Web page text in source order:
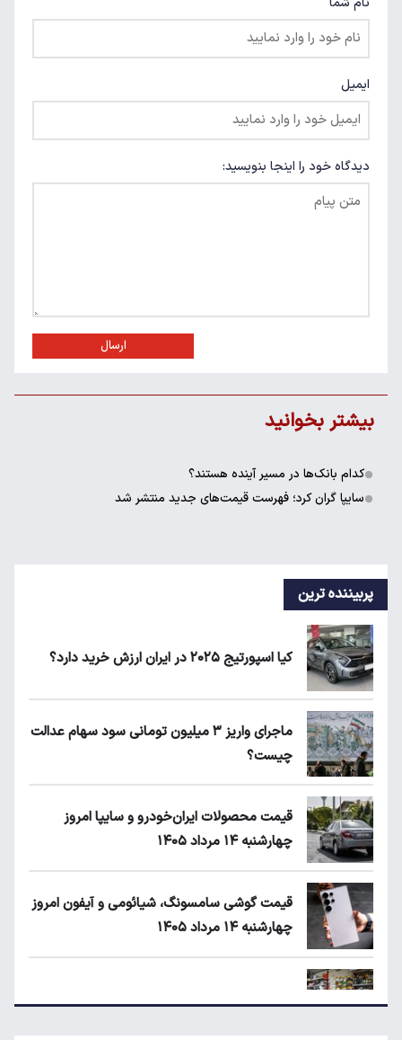
ایمیل
دیدگاه خود را اینجا بنویسید:
ارسال
بیشتر بخوانید
کدام بانک‌ها در مسیر آینده هستند؟
سایپا گران کرد؛ فهرست قیمت‌های جدید منتشر شد
پربیننده ترین
کیا اسپورتیج ۲۰۲۵ در ایران ارزش خرید دارد؟
ماجرای واریز ۳ میلیون تومانی سود سهام عدالت
چیست؟
قیمت محصولات ایران‌خودرو و سایپا امروز
چهارشنبه ۱۴ مرداد ۱۴۰۵
قیمت گوشی سامسونگ، شیائومی و آیفون امروز
چهارشنبه ۱۴ مرداد ۱۴۰۵
زمان شارژ کالابرگ با رقم آخر کد ملی صفر تا ۲